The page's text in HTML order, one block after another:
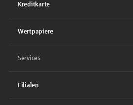
Kreditkarte
Wertpapiere
Services
Filialen